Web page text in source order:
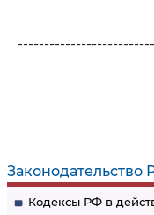
Законодательство
Кодексы РФ в